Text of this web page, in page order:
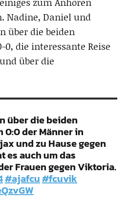
Nadine, Daniel und
über die beiden
die interessante Reise
über die
über die beiden
der Männer in
und zu Hause gegen
es auch um das
Frauen gegen Viktoria.
#ajafcu#fcuvik